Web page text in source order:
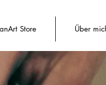
Store Über